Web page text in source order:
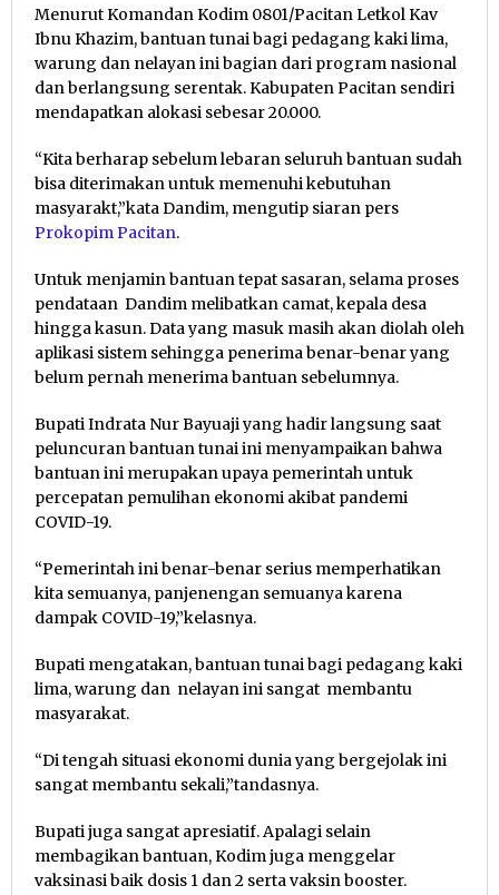
Menurut Komandan Kodim 0801/Pacitan Letkol Kav
Ibnu Khazim, bantuan tunai bagi pedagang kaki lima,
warung dan nelayan ini bagian dari program nasional
dan berlangsung serentak. Kabupaten Pacitan sendiri
mendapatkan alokasi sebesar 20.000.
“Kita berharap sebelum lebaran seluruh bantuan sudah
bisa diterimakan untuk memenuhi kebutuhan
masyarakt,”kata Dandim, mengutip siaran pers
Prokopim Pacitan.
Untuk menjamin bantuan tepat sasaran, selama proses
pendataan Dandim melibatkan camat, kepala desa
hingga kasun. Data yang masuk masih akan diolah oleh
aplikasi sistem sehingga penerima benar-benar yang
belum pernah menerima bantuan sebelumnya.
Bupati Indrata Nur Bayuaji yang hadir langsung saat
peluncuran bantuan tunai ini menyampaikan bahwa
bantuan ini merupakan upaya pemerintah untuk
percepatan pemulihan ekonomi akibat pandemi
COVID-19.
“Pemerintah ini benar-benar serius memperhatikan
kita semuanya, panjenengan semuanya karena
dampak COVID-19,”kelasnya.
Bupati mengatakan, bantuan tunai bagi pedagang kaki
lima, warung dan nelayan ini sangat membantu
masyarakat.
“Di tengah situasi ekonomi dunia yang bergejolak ini
sangat membantu sekali,”tandasnya.
Bupati juga sangat apresiatif. Apalagi selain
membagikan bantuan, Kodim juga menggelar
vaksinasi baik dosis 1 dan 2 serta vaksin booster.